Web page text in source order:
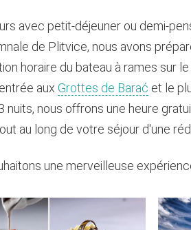
avec petit-déjeuner ou demi-
de Plitvice, nous avons
horaire du bateau à rames sur
aux Grottes de Barać et le
nous offrons une heure
au long de votre séjour d'une
une merveilleuse